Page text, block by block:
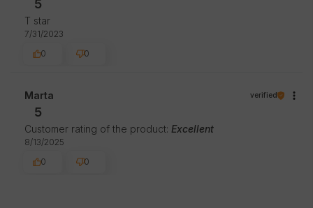
5
T star
7/31/2023
0
0
Marta verified
5
Customer rating of the product: Excellent
8/13/2025
0
0